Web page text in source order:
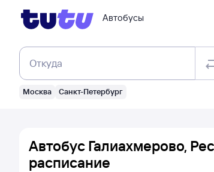
Автобусы
Откуда
Москва Санкт-Петербург
Автобус Галиахмерово,
расписание